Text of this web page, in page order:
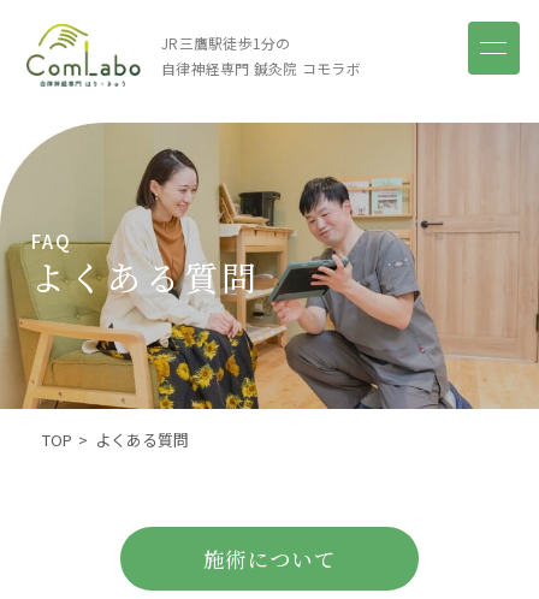
JR三鷹駅徒歩1分の
自律神経専門 鍼灸院 コモラボ
FAQ
よくある質問
TOP よくある質問
施術について